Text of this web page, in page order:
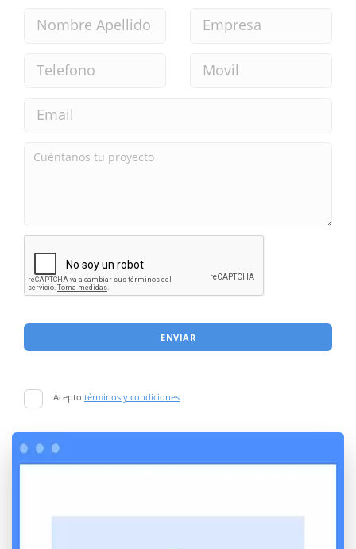
ENVIAR
Acepto términos y condiciones